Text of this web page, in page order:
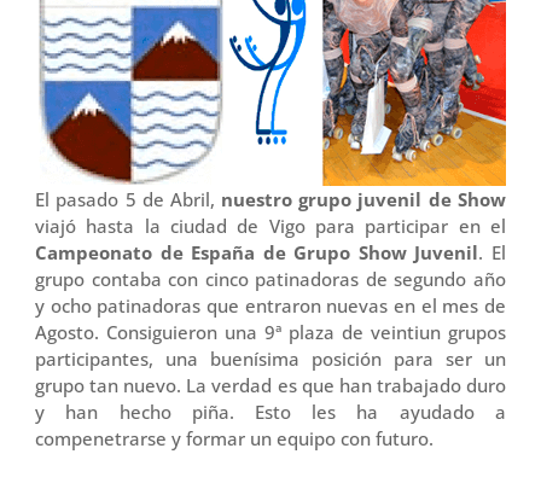
El pasado 5 de Abril, nuestro grupo juvenil de Show
viajó hasta la ciudad de Vigo para participar en el
Campeonato de España de Grupo Show Juvenil. El
grupo contaba con cinco patinadoras de segundo año
y ocho patinadoras que entraron nuevas en el mes de
Agosto. Consiguieron una 9ª plaza de veintiun grupos
participantes, una buenísima posición para ser un
grupo tan nuevo. La verdad es que han trabajado duro
y han hecho piña. Esto les ha ayudado a
compenetrarse y formar un equipo con futuro.